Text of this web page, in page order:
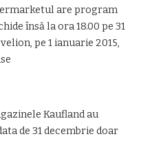
are program
însă la ora 18.00 pe 31
pe 1 ianuarie 2015,
Kaufland au
de 31 decembrie doar